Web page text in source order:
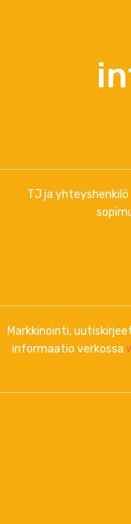
TJ ja
Markkinointi,
informaatio verkossa